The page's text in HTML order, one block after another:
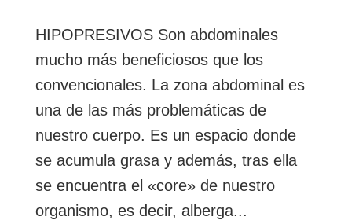
HIPOPRESIVOS Son abdominales
mucho más beneficiosos que los
convencionales. La zona abdominal es
una de las más problemáticas de
nuestro cuerpo. Es un espacio donde
se acumula grasa y además, tras ella
se encuentra el «core» de nuestro
organismo, es decir, alberga...